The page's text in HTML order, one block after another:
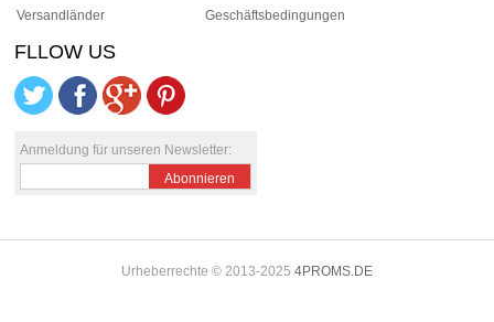
Versandländer
Geschäftsbedingungen
FLLOW US
pinterest
Anmeldung für unseren Newsletter:
Abonnieren
Urheberrechte © 2013-2025 4PROMS.DE